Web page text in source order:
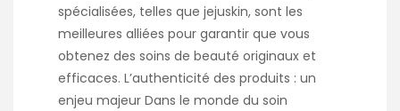
spécialisées, telles que jejuskin, sont les
meilleures alliées pour garantir que vous
obtenez des soins de beauté originaux et
efficaces. L’authenticité des produits : un
enjeu majeur Dans le monde du soin